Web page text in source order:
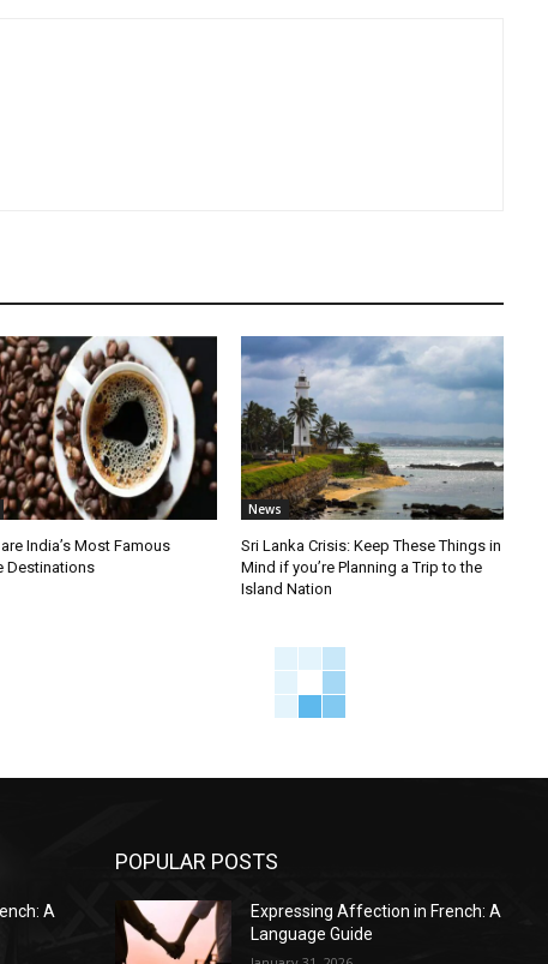
India’s Most Famous
Destinations
News
Sri Lanka Crisis: Keep These Things in
Mind if you’re Planning a Trip to the
Island Nation
A
POPULAR POSTS
Expressing Affection in French: A
Language Guide